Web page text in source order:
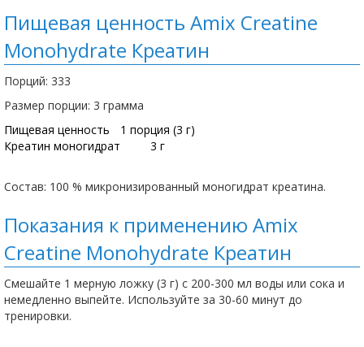
Пищевая ценность Amix Creatine
Monohydrate Креатин
Порций: 333
Размер порции: 3 грамма
Пищевая ценность
1 порция (3 г)
Креатин моногидрат
3 г
Состав: 100 % микронизированный моногидрат креатина.
Показания к применению Amix
Creatine Monohydrate Креатин
Смешайте 1 мерную ложку (3 г) с 200-300 мл воды или сока и
немедленно выпейте. Используйте за 30-60 минут до
тренировки.